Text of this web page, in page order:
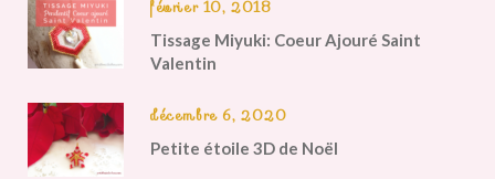
février 10, 2018
Tissage Miyuki: Coeur Ajouré Saint
Valentin
décembre 6, 2020
Petite étoile 3D de Noël